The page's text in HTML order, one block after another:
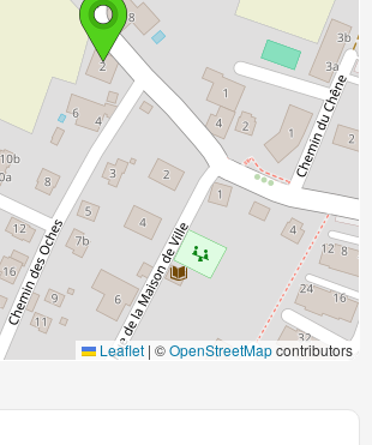
Leaflet | ©OpenStreetMapcontributors